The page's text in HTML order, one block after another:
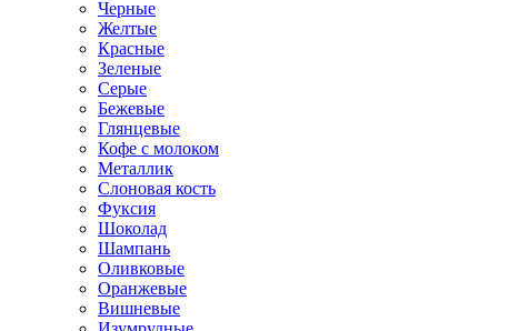
Черные
Желтые
Красные
Зеленые
Серые
Бежевые
Глянцевые
Кофе с молоком
Металлик
Слоновая кость
Фуксия
Шоколад
Шампань
Оливковые
Оранжевые
Вишневые